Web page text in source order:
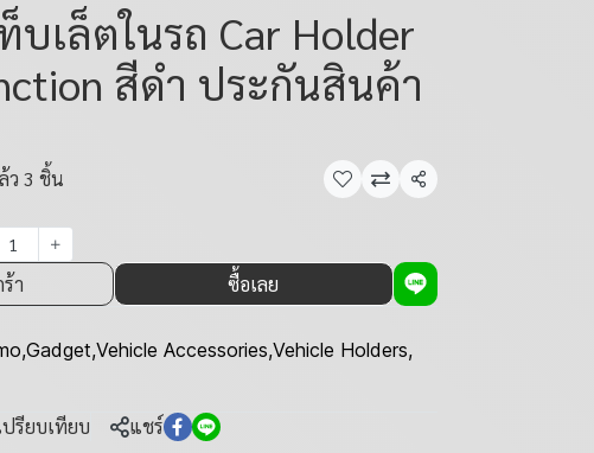
เล็ตในรถ Car Holder
สีดำ ประกันสินค้า
ว 3 ชิ้น
แชร์
า
ซื้อเลย
,Gadget,Vehicle Accessories,Vehicle Holders,
ปรียบเทียบ แชร์